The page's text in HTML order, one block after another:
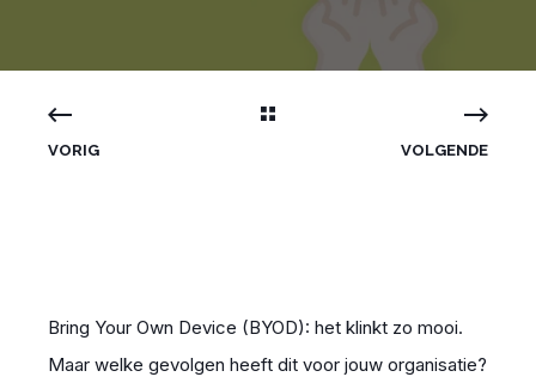
VORIG VOLGENDE
Bring Your Own Device (BYOD): het klinkt zo mooi.
Maar welke gevolgen heeft dit voor jouw organisatie?